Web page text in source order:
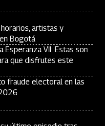
artistas y
Bogotá
VII: Estas son
que disfrutes este
fraude electoral en las